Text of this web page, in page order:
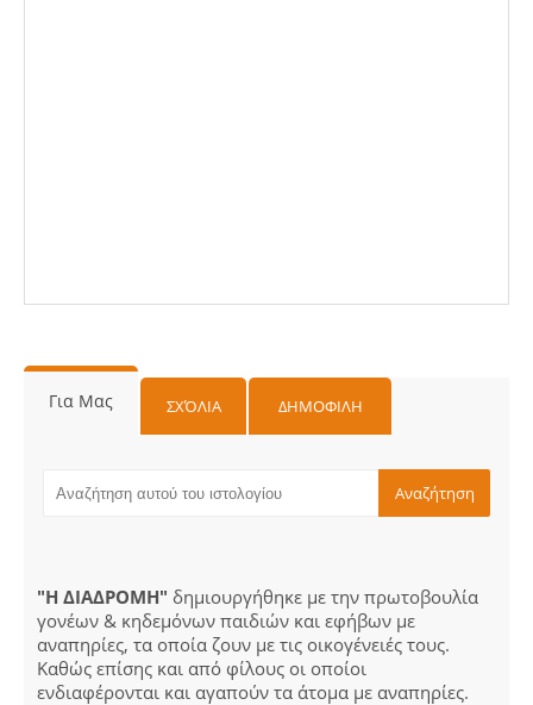
Για Μας ΣΧΌΛΙΑ ΔΗΜΟΦΙΛΗ
"Η ΔΙΑΔΡΟΜΗ" δημιουργήθηκε με την πρωτοβουλία
γονέων & κηδεμόνων παιδιών και εφήβων με
αναπηρίες, τα οποία ζουν με τις οικογένειές τους.
Καθώς επίσης και από φίλους οι οποίοι
ενδιαφέρονται και αγαπούν τα άτομα με αναπηρίες.